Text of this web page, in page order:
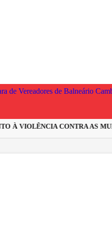
VIOLÊNCIA CONTRA AS